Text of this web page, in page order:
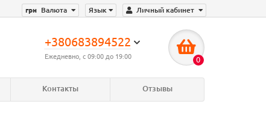
Личный кабинет
Язык
грн Валюта
+380683894522
Ежедневно, с 09:00 до 19:00 0
Контакты Отзывы